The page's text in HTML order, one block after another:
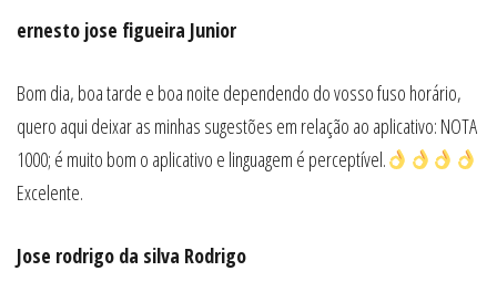
ernesto jose figueira Junior
Bom dia, boa tarde e boa noite dependendo do vosso fuso horário,
quero aqui deixar as minhas sugestões em relação ao aplicativo: NOTA
1000; é muito bom o aplicativo e linguagem é perceptível.
Excelente.
Jose rodrigo da silva Rodrigo